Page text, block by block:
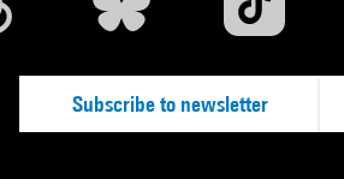
Subscribe to newsletter